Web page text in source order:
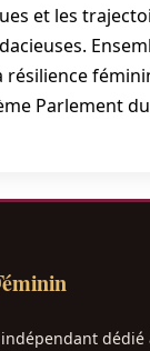
et les
résilience
Parlement
dédié